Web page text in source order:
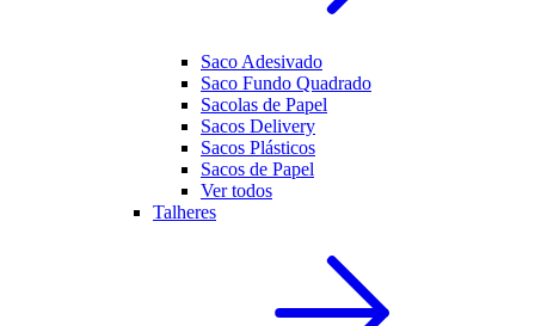
Saco Adesivado
Saco Fundo Quadrado
Sacolas de Papel
Sacos Delivery
Sacos Plásticos
Sacos de Papel
Ver todos
Talheres